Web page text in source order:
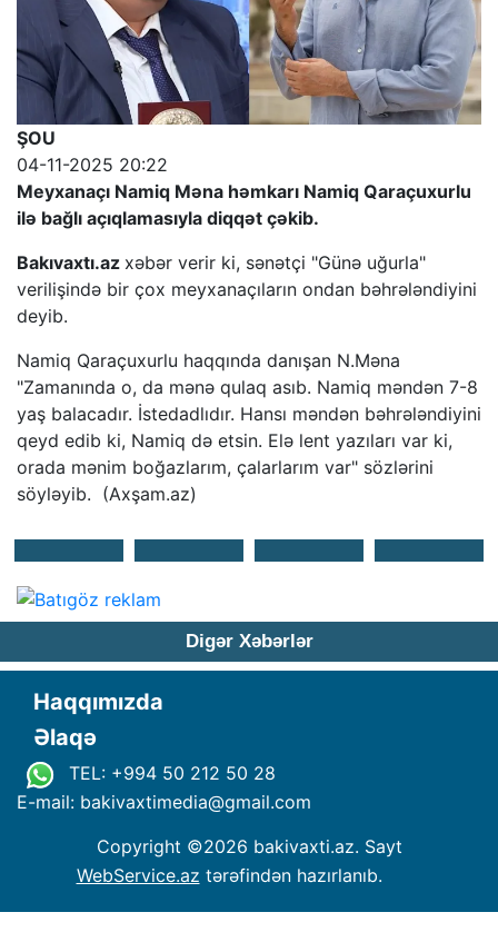
ŞOU
04-11-2025 20:22
Meyxanaçı Namiq Məna həmkarı Namiq Qaraçuxurlu
ilə bağlı açıqlamasıyla diqqət çəkib.
Bakıvaxtı.az xəbər verir ki, sənətçi "Günə uğurla"
verilişində bir çox meyxanaçıların ondan bəhrələndiyini
deyib.
Namiq Qaraçuxurlu haqqında danışan N.Məna
"Zamanında o, da mənə qulaq asıb. Namiq məndən 7-8
yaş balacadır. İstedadlıdır. Hansı məndən bəhrələndiyini
qeyd edib ki, Namiq də etsin. Elə lent yazıları var ki,
orada mənim boğazlarım, çalarlarım var" sözlərini
söyləyib. (Axşam.az)
Digər Xəbərlər
Haqqımızda
Əlaqə
TEL: +994 50 212 50 28
E-mail: bakivaxtimedia@gmail.com
Copyright ©2026 bakivaxti.az. Sayt
WebService.az tərəfindən hazırlanıb.